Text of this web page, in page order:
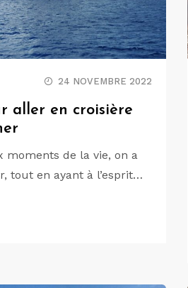
24 NOVEMBRE 2022
aller en croisière
moments de la vie, on a
tout en ayant à l’esprit…